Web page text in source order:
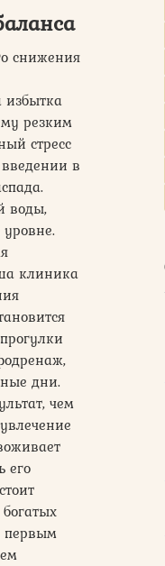
снижения
избытка
резким
стресс
в
воды,
клиника
дни.
чем
его
первым